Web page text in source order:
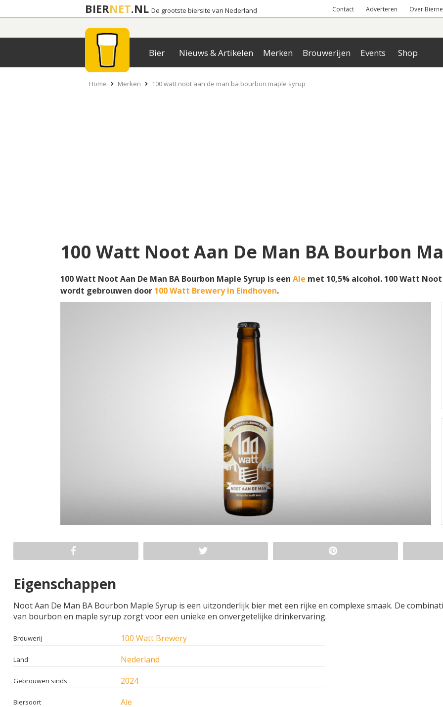
BIERNET.NL De grootste biersite van Nederland Contact Adverteren Over
Bier Nieuws & Artikelen Merken Brouwerijen Events Shop
Home Merken 100 watt noot aan de man ba bourbon maple syrup
100 Watt Noot Aan De Man BA Bourbon
100 Watt Noot Aan De Man BA Bourbon Maple Syrup is een Ale met 10,5% alcohol. 100 Watt
wordt gebrouwen door 100 Watt Brewery in Eindhoven.
Eigenschappen
Noot Aan De Man BA Bourbon Maple Syrup is een uitzonderlijk bier met een rijke en complexe smaak. De
van bourbon en maple syrup zorgt voor een unieke en onvergetelijke drinkervaring.
Brouwerij 100 Watt Brewery
Land Nederland
Gebrouwen sinds 2024
Biersoort Ale